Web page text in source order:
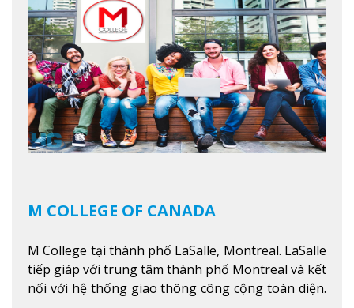
các công việc của nghệ thuật thị giác và biểu diễn,
kinh doanh, các dịch vụ cộng đồng và ngành nghề
kỹ thuật.Xem thêm
M COLLEGE OF CANADA
M College tại thành phố LaSalle, Montreal. LaSalle
tiếp giáp với trung tâm thành phố Montreal và kết
nối với hệ thống giao thông công cộng toàn diện.